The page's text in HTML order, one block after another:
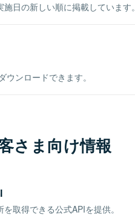
日の新しい順に掲載しています。
ンロードできます。
さま向け情報
取得できる公式APIを提供。